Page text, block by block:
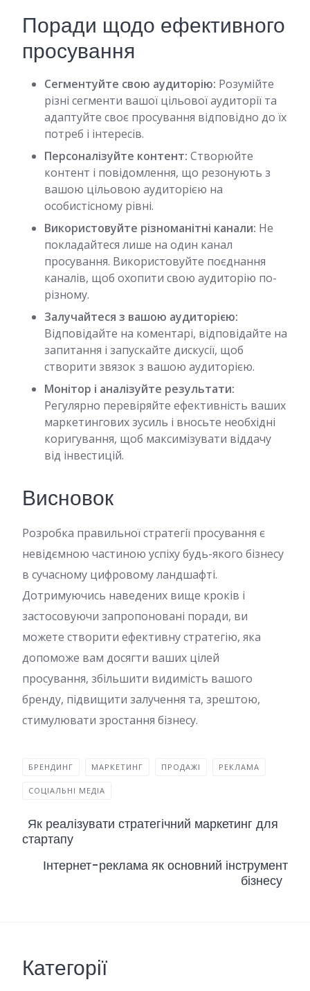
Поради щодо ефективного
просування
Сегментуйте свою аудиторію: Розумійте
різні сегменти вашої цільової аудиторії та
адаптуйте своє просування відповідно до їх
потреб і інтересів.
Персоналізуйте контент: Створюйте
контент і повідомлення, що резонують з
вашою цільовою аудиторією на
особистісному рівні.
Використовуйте різноманітні канали: Не
покладайтеся лише на один канал
просування. Використовуйте поєднання
каналів, щоб охопити свою аудиторію по-
різному.
Залучайтеся з вашою аудиторією:
Відповідайте на коментарі, відповідайте на
запитання і запускайте дискусії, щоб
створити звязок з вашою аудиторією.
Монітор і аналізуйте результати:
Регулярно перевіряйте ефективність ваших
маркетингових зусиль і вносьте необхідні
коригування, щоб максимізувати віддачу
від інвестицій.
Висновок
Розробка правильної стратегії просування є
невідємною частиною успіху будь-якого бізнесу
в сучасному цифровому ландшафті.
Дотримуючись наведених вище кроків і
застосовуючи запропоновані поради, ви
можете створити ефективну стратегію, яка
допоможе вам досягти ваших цілей
просування, збільшити видимість вашого
бренду, підвищити залучення та, зрештою,
стимулювати зростання бізнесу.
БРЕНДИНГ МАРКЕТИНГ ПРОДАЖІ РЕКЛАМА
СОЦІАЛЬНІ МЕДІА
Як реалізувати стратегічний маркетинг для
стартапу
Інтернет-реклама як основний інструмент
бізнесу
Категорії